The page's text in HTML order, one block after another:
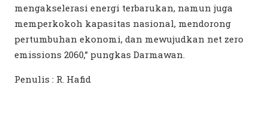
mengakselerasi energi terbarukan, namun juga
memperkokoh kapasitas nasional, mendorong
pertumbuhan ekonomi, dan mewujudkan net zero
emissions 2060,” pungkas Darmawan.
Penulis : R. Hafid